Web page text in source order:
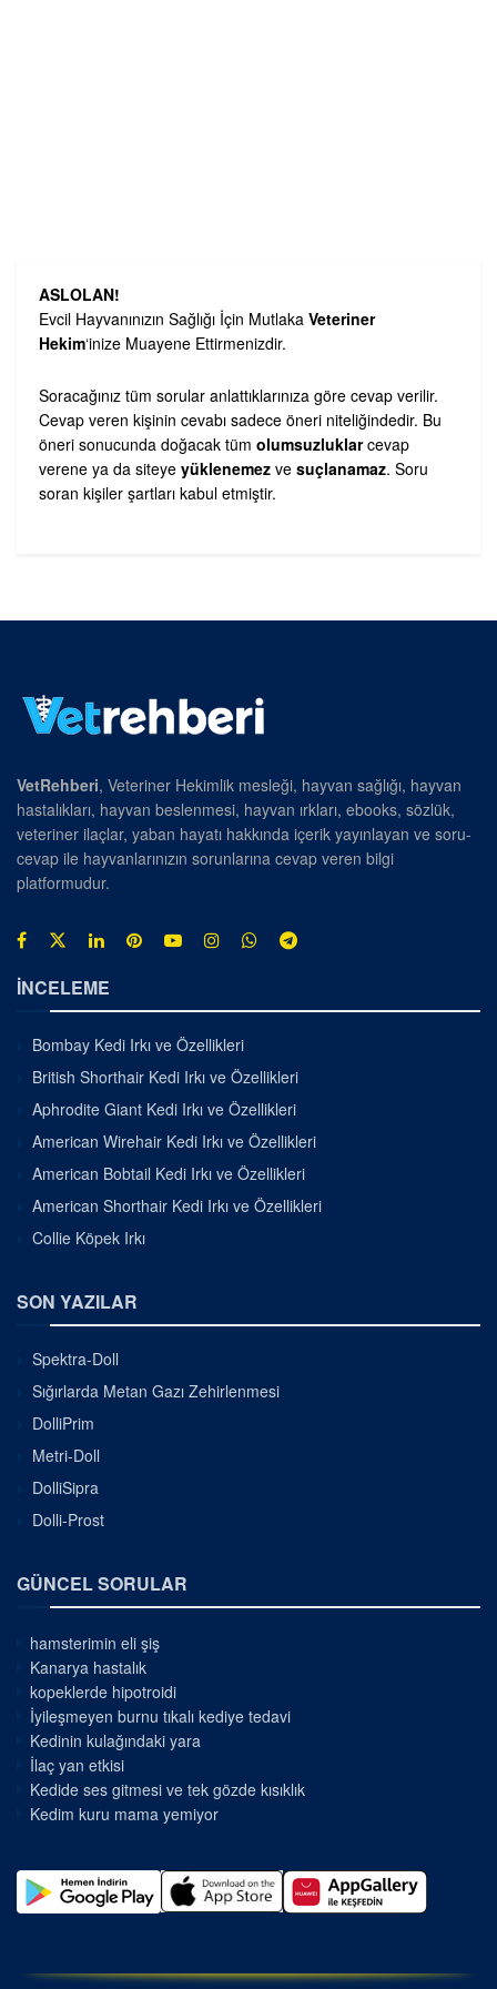
ASLOLAN!
Evcil Hayvanınızın Sağlığı İçin Mutlaka Veteriner
Hekim‘inize Muayene Ettirmenizdir.
Soracağınız tüm sorular anlattıklarınıza göre cevap verilir.
Cevap veren kişinin cevabı sadece öneri niteliğindedir. Bu
öneri sonucunda doğacak tüm olumsuzluklarcevap
verene ya da siteye yüklenemez ve suçlanamaz. Soru
soran kişiler şartları kabul etmiştir.
VetRehberi, Veteriner Hekimlik mesleği, hayvan sağlığı, hayvan
hastalıkları, hayvan beslenmesi, hayvan ırkları, ebooks, sözlük,
veteriner ilaçlar, yaban hayatı hakkında içerik yayınlayan ve soru-
cevap ile hayvanlarınızın sorunlarına cevap veren bilgi
platformudur.
İNCELEME
Bombay Kedi Irkı ve Özellikleri
British Shorthair Kedi Irkı ve Özellikleri
Aphrodite Giant Kedi Irkı ve Özellikleri
American Wirehair Kedi Irkı ve Özellikleri
American Bobtail Kedi Irkı ve Özellikleri
American Shorthair Kedi Irkı ve Özellikleri
Collie Köpek Irkı
SON YAZILAR
Spektra-Doll
Sığırlarda Metan Gazı Zehirlenmesi
DolliPrim
Metri-Doll
DolliSipra
Dolli-Prost
GÜNCEL SORULAR
hamsterimin eli şiş
Kanarya hastalık
kopeklerde hipotroidi
İyileşmeyen burnu tıkalı kediye tedavi
Kedinin kulağındaki yara
İlaç yan etkisi
Kedide ses gitmesi ve tek gözde kısıklık
Kedim kuru mama yemiyor